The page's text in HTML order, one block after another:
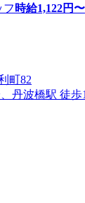
フ 時給1,122円〜
町82
丹波橋駅 徒